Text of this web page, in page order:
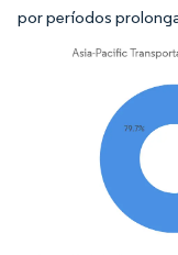
por períodos